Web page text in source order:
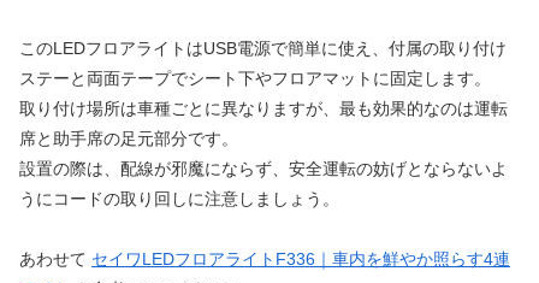
このLEDフロアライトはUSB電源で簡単に使え、付属の取り付け
ステーと両面テープでシート下やフロアマットに固定します。
取り付け場所は車種ごとに異なりますが、最も効果的なのは運転
席と助手席の足元部分です。
設置の際は、配線が邪魔にならず、安全運転の妨げとならないよ
うにコードの取り回しに注意しましょう。
あわせて セイワLEDフロアライトF336｜車内を鮮やか照らす4連